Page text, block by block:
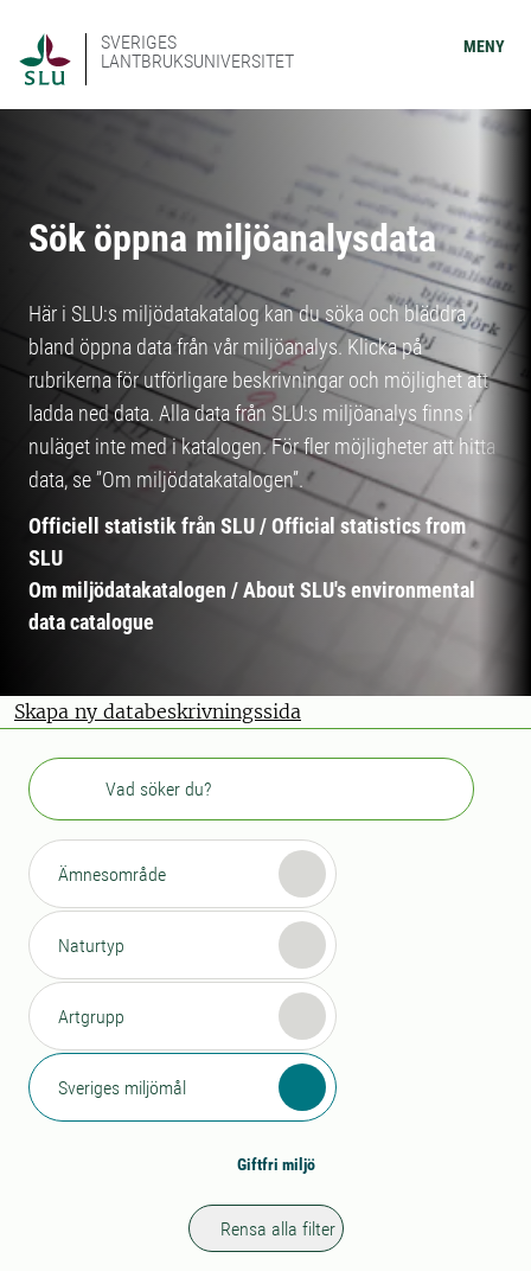
SVERIGES
LANTBRUKSUNIVERSITET
MENY
Sök öppna miljöanalysdata
Här i SLU:s miljödatakatalog kan du söka och bläddra
bland öppna data från vår miljöanalys. Klicka på
rubrikerna för utförligare beskrivningar och möjlighet att
ladda ned data. Alla data från SLU:s miljöanalys finns i
nuläget inte med i katalogen. För fler möjligheter att hitta
data, se ”Om miljödatakatalogen”.
Officiell statistik från SLU / Official statistics from
SLU
Om miljödatakatalogen / About SLU's environmental
data catalogue
Skapa ny databeskrivningssida
Sök
Ämnesområde
Naturtyp
Artgrupp
Sveriges miljömål
Giftfri miljö
Rensa alla filter